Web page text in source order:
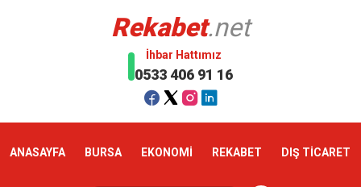
Rekabet.net
İhbar Hattımız
0533 406 91 16
ANASAYFA BURSA EKONOMİ REKABET DIŞ TİCARET